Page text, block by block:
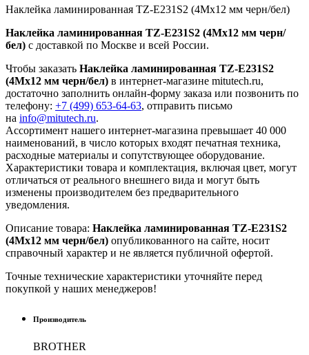
Наклейка ламинированная TZ-E231S2 (4Mx12 мм черн/бел)
Наклейка ламинированная TZ-E231S2 (4Mx12 мм черн/
бел) с доставкой по Москве и всей России.
Чтобы заказать Наклейка ламинированная TZ-E231S2
(4Mx12 мм черн/бел) в интернет-магазине mitutech.ru,
достаточно заполнить онлайн-форму заказа или позвонить по
телефону: +7 (499) 653-64-63, отправить письмо
на info@mitutech.ru.
Ассортимент нашего интернет-магазина превышает 40 000
наименований, в число которых входят печатная техника,
расходные материалы и сопутствующее оборудование.
Характеристики товара и комплектация, включая цвет, могут
отличаться от реального внешнего вида и могут быть
изменены производителем без предварительного
уведомления.
Описание товара: Наклейка ламинированная TZ-E231S2
(4Mx12 мм черн/бел) опубликованного на сайте, носит
справочный характер и не является публичной офертой.
Точные технические характеристики уточняйте перед
покупкой у наших менеджеров!
Производитель
BROTHER